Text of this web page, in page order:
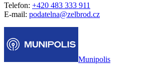
Telefon: +420 483 333 911
E-mail: podatelna@zelbrod.cz
Munipolis